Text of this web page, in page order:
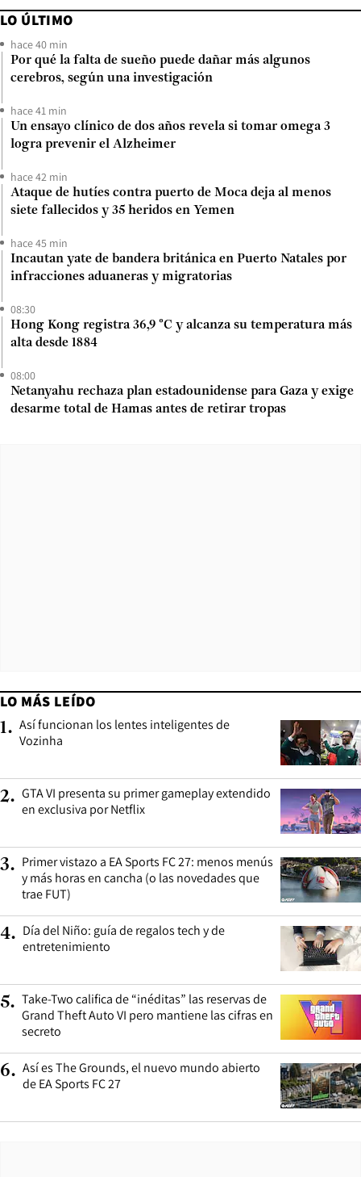
LO ÚLTIMO
hace 40 min
Por qué la falta de sueño puede dañar más algunos
cerebros, según una investigación
hace 41 min
Un ensayo clínico de dos años revela si tomar omega 3
logra prevenir el Alzheimer
hace 42 min
Ataque de hutíes contra puerto de Moca deja al menos
siete fallecidos y 35 heridos en Yemen
hace 45 min
Incautan yate de bandera británica en Puerto Natales por
infracciones aduaneras y migratorias
08:30
Hong Kong registra 36,9 °C y alcanza su temperatura más
alta desde 1884
08:00
Netanyahu rechaza plan estadounidense para Gaza y exige
desarme total de Hamas antes de retirar tropas
LO MÁS LEÍDO
1. Así funcionan los lentes inteligentes de
Vozinha
2. GTA VI presenta su primer gameplay extendido
en exclusiva por Netflix
3. Primer vistazo a EA Sports FC 27: menos menús
y más horas en cancha (o las novedades que
trae FUT)
4. Día del Niño: guía de regalos tech y de
entretenimiento
5. Take-Two califica de “inéditas” las reservas de
Grand Theft Auto VI pero mantiene las cifras en
secreto
6. Así es The Grounds, el nuevo mundo abierto
de EA Sports FC 27